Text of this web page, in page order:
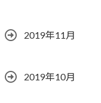
2019年11月
2019年10月